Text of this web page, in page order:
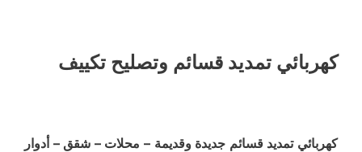
كهربائي تمديد قسائم وتصليح تكييف
كهربائي تمديد قسائم جديدة وقديمة – محلات – شقق – أدوار